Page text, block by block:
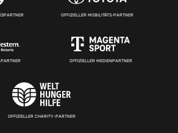
OFFIZIELLER MOBILITÄTS-PARTNER
OFFIZIELLER MEDIENPARTNER
OFFIZIELLER CHARITY-PARTNER